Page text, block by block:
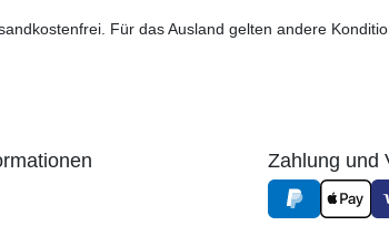
Für das Ausland gelten andere
Zahlung und